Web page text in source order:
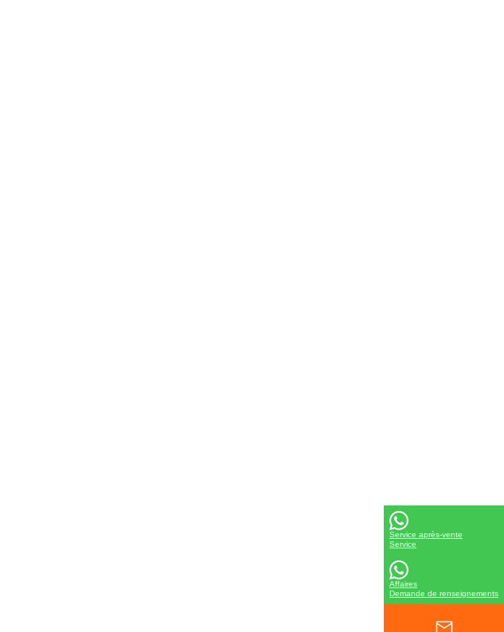
Service après-vente
Service
Affaires
Demande de renseignements